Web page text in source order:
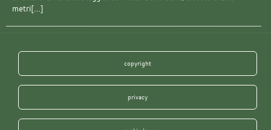
metri[…]
copyright
privacy